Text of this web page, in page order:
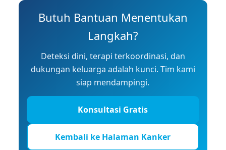
Butuh Bantuan Menentukan
Langkah?
Deteksi dini, terapi terkoordinasi, dan
dukungan keluarga adalah kunci. Tim kami
siap mendampingi.
Konsultasi Gratis
Kembali ke Halaman Kanker